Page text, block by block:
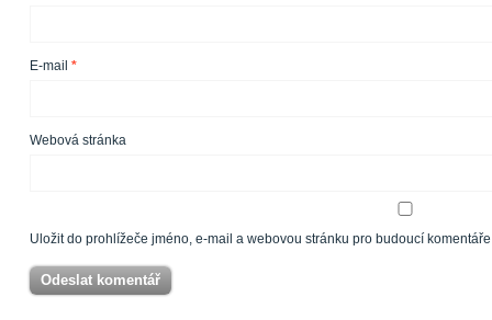
E-mail *
Webová stránka
Uložit do prohlížeče jméno, e-mail a webovou stránku pro budoucí